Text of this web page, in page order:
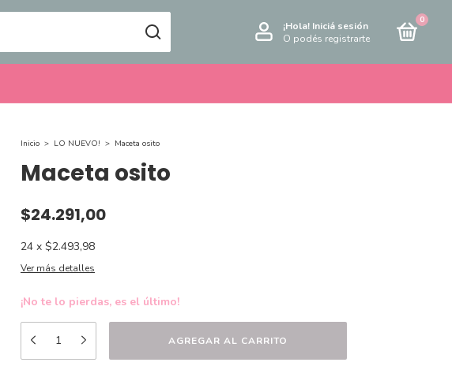
¡Hola! Iniciá sesión
O podés registrarte
0
Inicio > LO NUEVO! > Maceta osito
Maceta osito
$24.291,00
24 x $2.493,98
Ver más detalles
¡No te lo pierdas, es el último!